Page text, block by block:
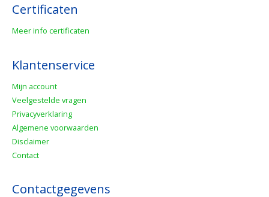
Certificaten
Meer info certificaten
Klantenservice
Mijn account
Veelgestelde vragen
Privacyverklaring
Algemene voorwaarden
Disclaimer
Contact
Contactgegevens